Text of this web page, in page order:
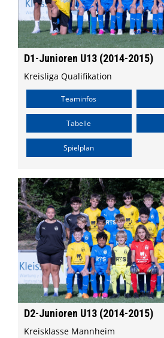
D1-Junioren U13 (2014-2015)
Kreisliga Qualifikation
Teaminfos
Tabelle
Spielplan
D2-Junioren U13 (2014-2015)
Kreisklasse Mannheim